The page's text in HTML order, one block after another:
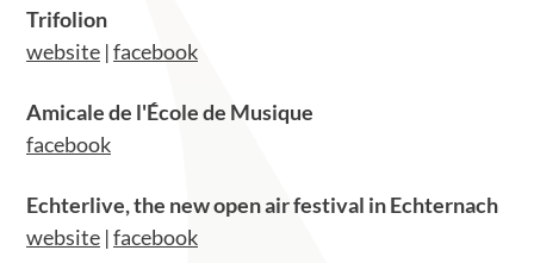
Trifolion
website |facebook
Amicale de l'École de Musique
facebook
Echterlive, the new open air festival in Echternach
website |facebook